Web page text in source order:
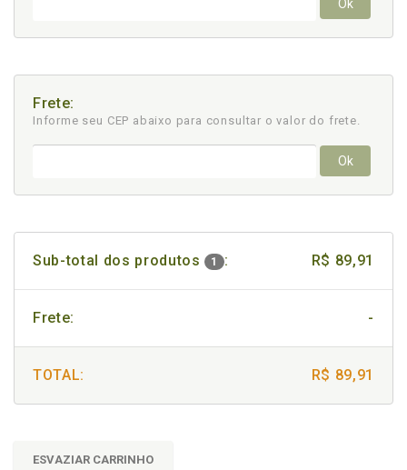
Ok
Frete:
Informe seu CEP abaixo para consultar o valor do frete.
Ok
Sub-total dos produtos 1 : R$ 89,91
Frete: -
TOTAL: R$ 89,91
ESVAZIAR CARRINHO